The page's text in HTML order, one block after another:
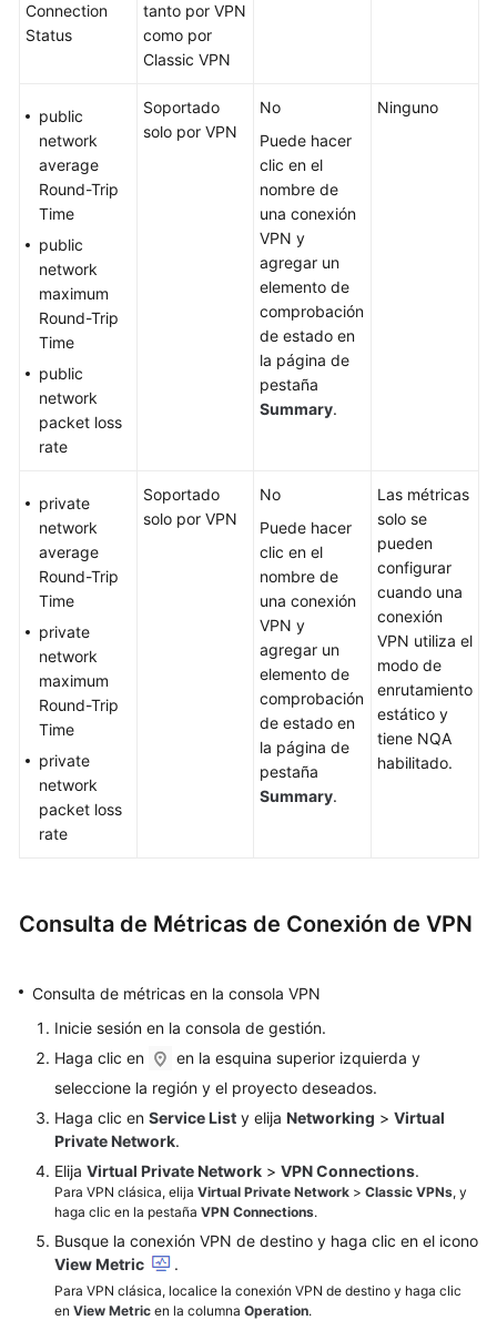
puerta
Gestión
de
de
enlace
del
Gestión
de
Gestión
de
la
puerta
enlace
de
Classic
VPN
Classic
VPN
Classic
VPN
1.0
de
VPN
Métricas
Visualización
Connection
Status
tanto por VPN
como por
Classic VPN
public
network
average
Round-Trip
Time
public
network
maximum
Round-Trip
Time
public
network
packet loss
rate
Soportado
solo por VPN
No
Puede hacer
clic en el
nombre de
una conexión
VPN y
agregar un
elemento de
comprobación
de estado en
la página de
pestaña
Summary.
Ninguno
private
network
average
Round-Trip
Time
private
network
maximum
Round-Trip
Time
private
network
packet loss
rate
Soportado
solo por VPN
No
Puede hacer
clic en el
nombre de
una conexión
VPN y
agregar un
elemento de
comprobación
de estado en
la página de
pestaña
Summary.
Las métricas
solo se
pueden
configurar
cuando una
conexión
VPN utiliza el
modo de
enrutamiento
estático y
tiene NQA
habilitado.
Consulta de Métricas de Conexión de VPN
Consulta de métricas en la consola VPN
Inicie sesión en la consola de gestión.
Haga clic en
en la esquina superior izquierda y
seleccione la región y el proyecto deseados.
Haga clic en Service List y elija Networking > Virtual
Private Network.
Elija Virtual Private Network > VPN Connections.
Para VPN clásica, elija Virtual Private Network > Classic VPNs, y
haga clic en la pestaña VPN Connections.
Busque la conexión VPN de destino y haga clic en el icono
View Metric
.
Para VPN clásica, localice la conexión VPN de destino y haga clic
en View Metric en la columna Operation.